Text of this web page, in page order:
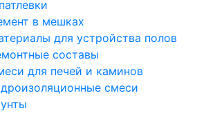
в мешках
для устройства полов
составы
для печей и каминов
смеси